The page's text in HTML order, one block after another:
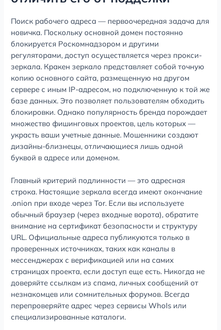
Поиск рабочего адреса — первоочередная задача для
новичка. Поскольку основной домен постоянно
блокируется Роскомнадзором и другими
регуляторами, доступ осуществляется через прокси-
зеркала. Кракен зеркало представляет собой точную
копию основного сайта, размещенную на другом
сервере с иным IP-адресом, но подключенную к той же
базе данных. Это позволяет пользователям обходить
блокировки. Однако популярность бренда порождает
множество фишинговых проектов, цель которых —
украсть ваши учетные данные. Мошенники создают
дизайны-близнецы, отличающиеся лишь одной
буквой в адресе или доменом.
Главный критерий подлинности — это адресная
строка. Настоящие зеркала всегда имеют окончание
.onion при входе через Tor. Если вы используете
обычный браузер (через входные ворота), обратите
внимание на сертификат безопасности и структуру
URL. Официальные адреса публикуются только в
проверенных источниках, таких как каналы в
мессенджерах с верификацией или на самих
страницах проекта, если доступ еще есть. Никогда не
доверяйте ссылкам из спама, личных сообщений от
незнакомцев или сомнительных форумов. Всегда
перепроверяйте адрес через сервисы WhoIs или
специализированные каталоги.